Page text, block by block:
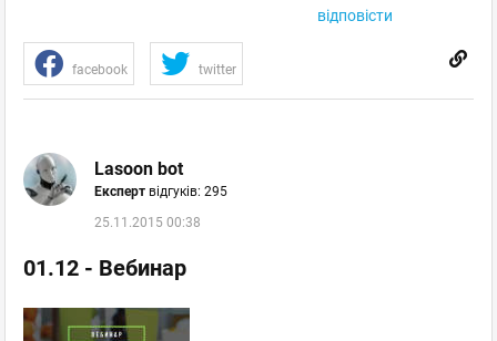
відповісти
facebook twitter
Lasoon bot
Експерт відгуків: 295
25.11.2015 00:38
01.12 - Вебинар